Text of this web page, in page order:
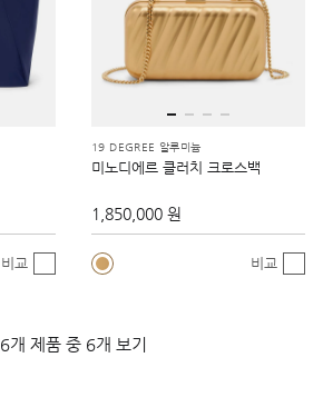
비교
19 DEGREE 알루미늄
미노디에르 클러치 크로스백
1,850,000 원
비교
6개 제품 중 6개 보기